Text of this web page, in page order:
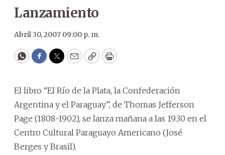
Lanzamiento
Abril 30, 2007 09:00 p. m.
WhatsApp
Facebook
Twitter
EmailCopyPrint
El libro “El Río de la Plata, la Confederación
Argentina y el Paraguay”, de Thomas Jefferson
Page (1808-1902), se lanza mañana a las 19.30 en el
Centro Cultural Paraguayo Americano (José
Berges y Brasil).